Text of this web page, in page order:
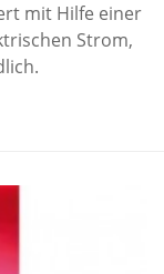
mit Hilfe einer
Strom,